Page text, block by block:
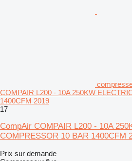
COMPAIR L200 - 10A 250KW
1400CFM 2019
17
CompAir COMPAIR L200 - 10A
COMPRESSOR 10 BAR 1400CFM
Prix sur demande